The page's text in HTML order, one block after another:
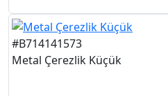
#B714141573
Metal Çerezlik Küçük